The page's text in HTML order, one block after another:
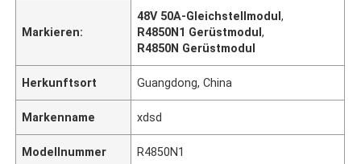
Markieren:
48V 50A-Gleichstellmodul,
R4850N1 Gerüstmodul,
R4850N Gerüstmodul
Herkunftsort Guangdong, China
Markenname xdsd
Modellnummer R4850N1